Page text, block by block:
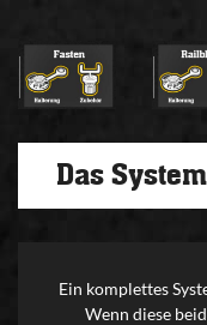
Das
Ein komplettes
Wenn diese